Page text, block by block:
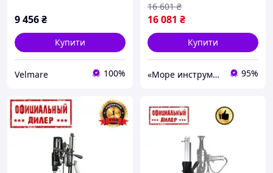
9 456₴
Купити
Velmare 100%
16 081 ₴
16 601 ₴
Купити
«Море инструментов» 95%